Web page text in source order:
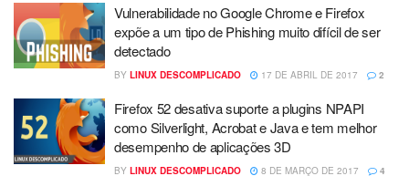
Vulnerabilidade no Google Chrome e Firefox
expõe a um tipo de Phishing muito difícil de ser
detectado
BY LINUX DESCOMPLICADO 17 DE ABRIL DE 2017 2
Firefox 52 desativa suporte a plugins NPAPI
como Silverlight, Acrobat e Java e tem melhor
desempenho de aplicações 3D
BY LINUX DESCOMPLICADO 8 DE MARÇO DE 2017 4